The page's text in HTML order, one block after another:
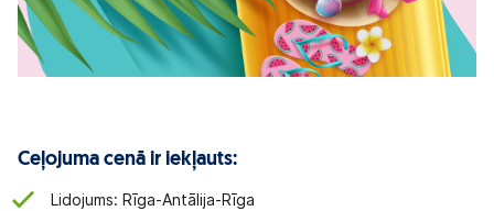
Ceļojuma cenā ir iekļauts:
Lidojums: Rīga-Antālija-Rīga